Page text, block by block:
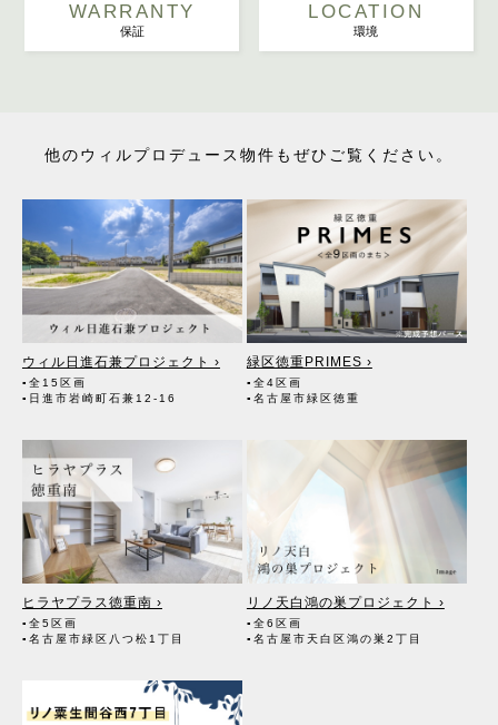
WARRANTY
保証
LOCATION
環境
他のウィルプロデュース物件もぜひご覧ください。
ウィル日進石兼プロジェクト ›
▪全15区画
▪日進市岩崎町石兼12-16
緑区徳重PRIMES ›
▪全4区画
▪名古屋市緑区徳重
ヒラヤプラス徳重南 ›
▪全5区画
▪名古屋市緑区八つ松1丁目
リノ天白鴻の巣プロジェクト ›
▪全6区画
▪名古屋市天白区鴻の巣2丁目